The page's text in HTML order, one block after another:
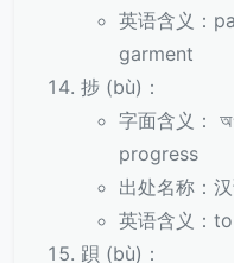
英语含义：
garment
捗 (bù)：
字面含义：
progress
出处名称：
英语含义：
䟺 (bù)：